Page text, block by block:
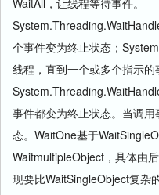
WaitAll，让线程等待事件。
个事件变为终止状态；
线程，直到一个或多个指示的
事件都变为终止状态。当调
态。WaitOne基于
WaitmultipleObject，具体由
现要比WaitSingleObject复杂